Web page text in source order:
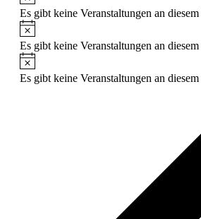
Es gibt keine Veranstaltungen an diesem
Hinweis
Es gibt keine Veranstaltungen an diesem
Hinweis
Es gibt keine Veranstaltungen an diesem